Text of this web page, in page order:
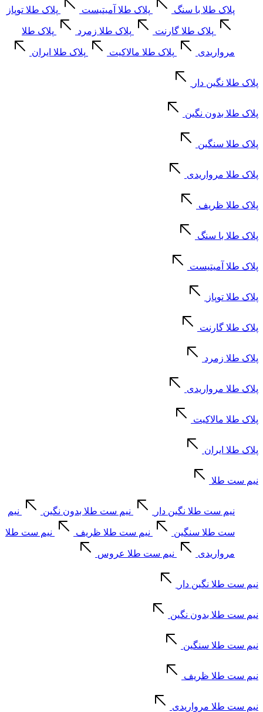
پلاک طلا با سنگ پلاک طلا آمیتیست پلاک طلا توپاز
پلاک طلا گارنت پلاک طلا زمرد پلاک طلا
مرواریدی پلاک طلا مالاکیت پلاک طلا ایران
پلاک طلا نگین دار
پلاک طلا بدون نگین
پلاک طلا سنگین
پلاک طلا مرواریدی
پلاک طلا ظریف
پلاک طلا با سنگ
پلاک طلا آمیتیست
پلاک طلا توپاز
پلاک طلا گارنت
پلاک طلا زمرد
پلاک طلا مرواریدی
پلاک طلا مالاکیت
پلاک طلا ایران
نیم ست طلا
نیم ست طلا نگین دار نیم ست طلا بدون نگین نیم
ست طلا سنگین نیم ست طلا ظریف نیم ست طلا
مرواریدی نیم ست طلا عروس
نیم ست طلا نگین دار
نیم ست طلا بدون نگین
نیم ست طلا سنگین
نیم ست طلا ظریف
نیم ست طلا مرواریدی